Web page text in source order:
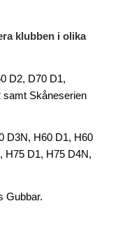
klubben i olika
D2, D70 D1,
Skåneserien
D3N, H60 D1, H60
H75 D1, H75 D4N,
Gubbar.